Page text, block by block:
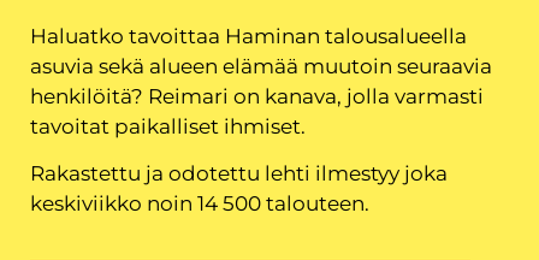
Haluatko tavoittaa Haminan talousalueella
asuvia sekä alueen elämää muutoin seuraavia
henkilöitä? Reimari on kanava, jolla varmasti
tavoitat paikalliset ihmiset.
Rakastettu ja odotettu lehti ilmestyy joka
keskiviikko noin 14 500 talouteen.